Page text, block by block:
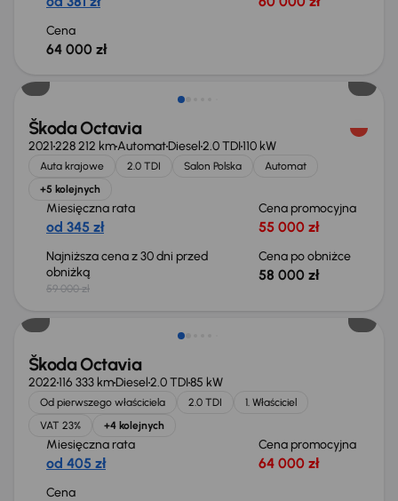
Cena
64 000 zł
Taniej o 1 000 zł
Škoda Octavia
2021228 212 kmAutomatDiesel2.0 TDI110 kW
Auta krajowe 2.0 TDI Salon Polska
Automat
+5 kolejnych
Miesięczna rata
od 345 zł
Cena promocyjna
55 000 zł
Najniższa cena z 30 dni przed
obniżką
59 000 zł
Cena po obniżce
58 000 zł
Możliwość odliczenia VAT
Škoda Octavia
2022116 333 kmDiesel2.0 TDI85 kW
Od pierwszego właściciela 2.0 TDI
1. Właściciel
VAT 23%
+4 kolejnych
Miesięczna rata
od 405 zł
Cena promocyjna
64 000 zł
Cena